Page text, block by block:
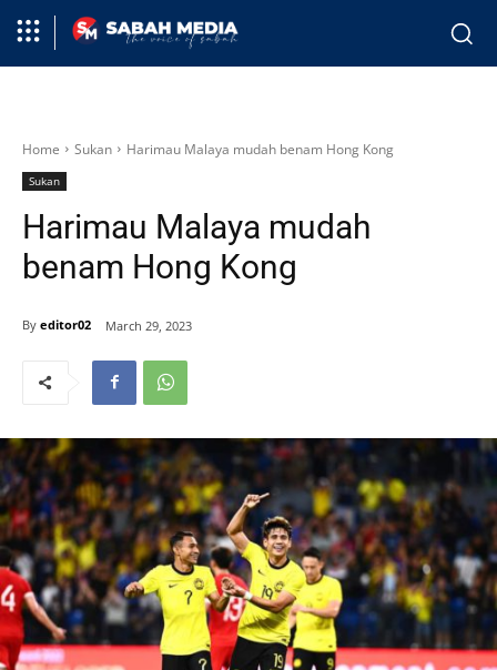
Home Sukan Harimau Malaya mudah benam Hong Kong
Sukan
Harimau Malaya mudah
benam Hong Kong
By editor02 March 29, 2023